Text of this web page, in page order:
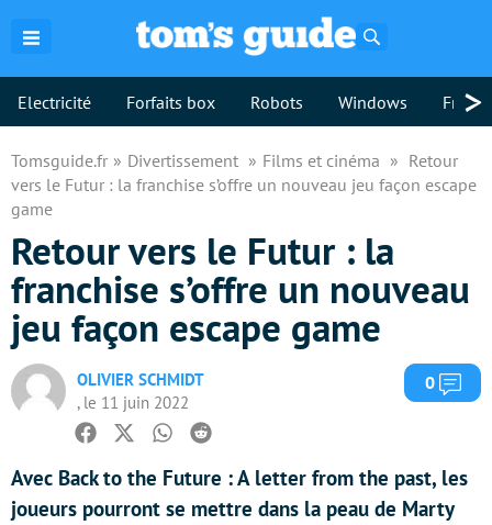
Electricité Forfaits box Robots Windows >
Tomsguide.fr Divertissement Films et cinéma
Retour
vers le Futur : la franchise s’offre un nouveau jeu façon escape
game
Retour vers le Futur : la
franchise s’offre un nouveau
jeu façon escape game
OLIVIER SCHMIDT
, le 11 juin 2022
0
Facebook
TwitterWhatsapp
Reddit
Avec Back to the Future : A letter from the past, les
joueurs pourront se mettre dans la peau de Marty